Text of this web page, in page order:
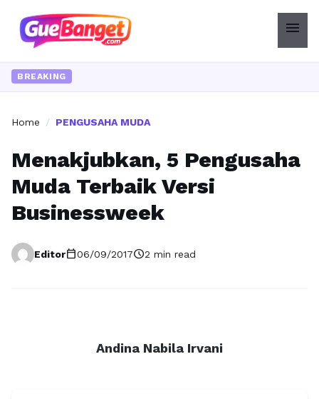
menu
BREAKING
Home / PENGUSAHA MUDA
Menakjubkan, 5 Pengusaha
Muda Terbaik Versi
Businessweek
Editorcalendar_today06/09/2017schedule2 min read
Andina Nabila Irvani